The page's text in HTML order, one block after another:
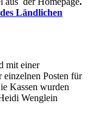
Ländlichen
mit einer
einzelnen Pos­ten für
Kassen wurden
Wenglein